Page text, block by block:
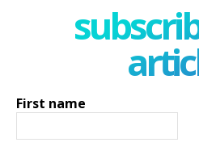
First name